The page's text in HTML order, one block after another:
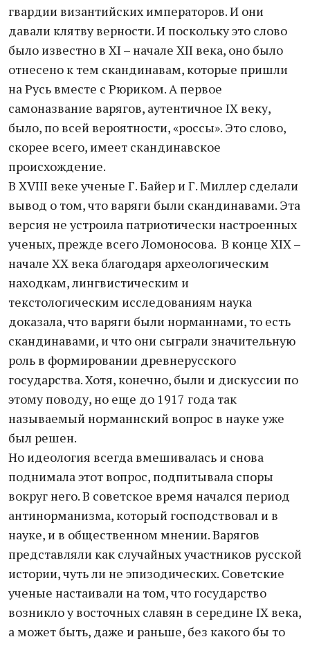
гвардии византийских императоров. И они
давали клятву верности. И поскольку это слово
было известно в XI – начале XII века, оно было
отнесено к тем скандинавам, которые пришли
на Русь вместе с Рюриком. А первое
самоназвание варягов, аутентичное IX веку,
было, по всей вероятности, «россы». Это слово,
скорее всего, имеет скандинавское
происхождение.
В XVIII веке ученые Г. Байер и Г. Миллер сделали
вывод о том, что варяги были скандинавами. Эта
версия не устроила патриотически настроенных
ученых, прежде всего Ломоносова. В конце XIX –
начале XX века благодаря археологическим
находкам, лингвистическим и
текстологическим исследованиям наука
доказала, что варяги были норманнами, то есть
скандинавами, и что они сыграли значительную
роль в формировании древнерусского
государства. Хотя, конечно, были и дискуссии по
этому поводу, но еще до 1917 года так
называемый норманнский вопрос в науке уже
был решен.
Но идеология всегда вмешивалась и снова
поднимала этот вопрос, подпитывала споры
вокруг него. В советское время начался период
антинорманизма, который господствовал и в
науке, и в общественном мнении. Варягов
представляли как случайных участников русской
истории, чуть ли не эпизодических. Советские
ученые настаивали на том, что государство
возникло у восточных славян в середине IX века,
а может быть, даже и раньше, без какого бы то